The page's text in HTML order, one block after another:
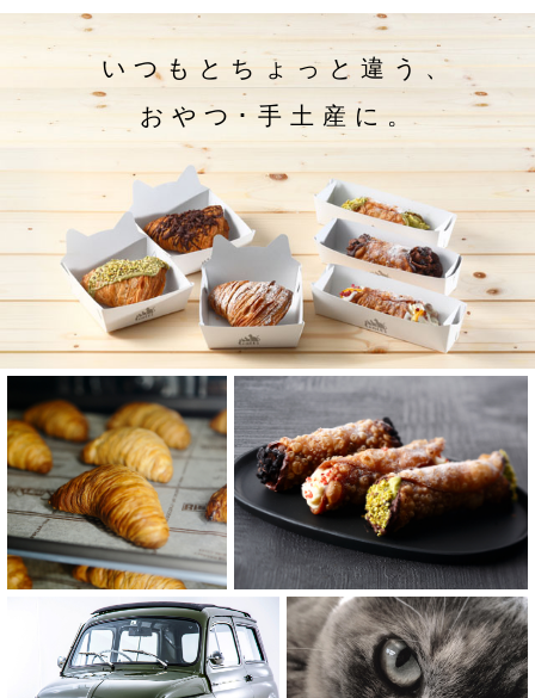
いつ も と ち ょ っ と 違 う 、
おやつ ･ 手 土 産 に 。